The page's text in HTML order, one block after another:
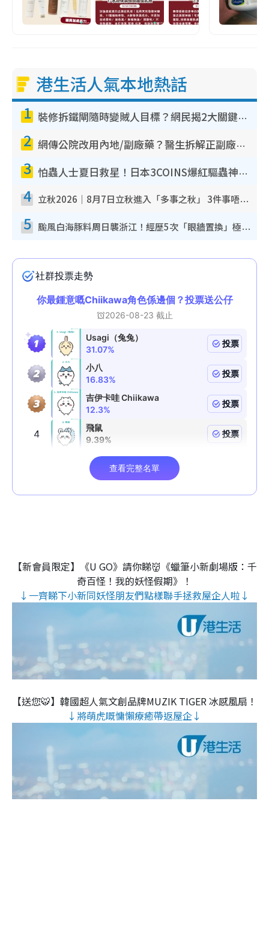
港生活人氣本地熱話
1 裝修拆鐵閘隨時變賊人目標？網民揭2大關鍵用途：裝新式等於白裝？附新舊鐵閘分別
2 網傳公院改用內地/副廠藥？醫生拆解正副廠分別 揭4類人換藥隨時出事
3 怕蟲人士夏日救星！日本3COINS爆紅驅蟲神器$45起 1招「全程免觸碰」輕鬆搞定小強
4 立秋2026｜8月7日立秋進入「多事之秋」 3件事唔做得！專家教6招開運 清枱頭／銀包納氣接好運
5 颱風白海豚料周日襲浙江！經歷5次「眼牆置換」極罕見 成登陸內地最長途颱風
【新會員限定】《U GO》請你睇👹《蠟筆小新劇場版：千
奇百怪！我的妖怪假期》！
↓一齊睇下小新同妖怪朋友們點樣聯手拯救屋企人啦↓
【送您🐯】韓國超人氣文創品牌MUZIK TIGER 冰感風扇！
↓將萌虎嘅慵懶療癒帶返屋企↓